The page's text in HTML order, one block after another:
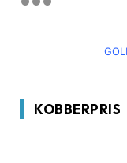
KOBBERPRIS